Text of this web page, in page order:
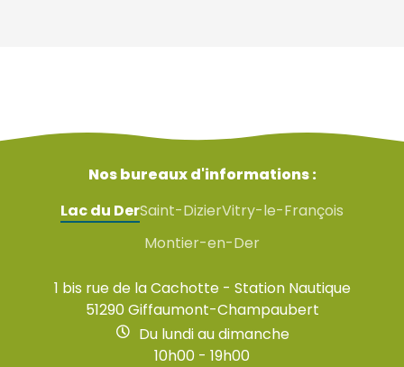
Nos bureaux d'informations :
Lac du DerSaint-DizierVitry-le-François
Montier-en-Der
1 bis rue de la Cachotte - Station Nautique
51290 Giffaumont-Champaubert
Du lundi au dimanche
10h00 - 19h00